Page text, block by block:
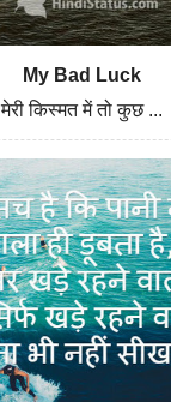
My Bad Luck
मेरी किस्मत में तो कुछ ...